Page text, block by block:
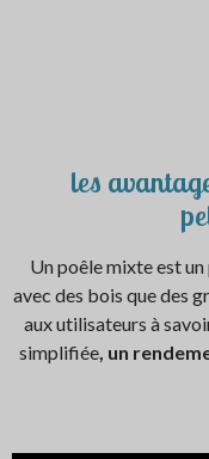
les
Un poêle mixte est
avec des bois que des
aux utilisateurs à
simplifiée, un